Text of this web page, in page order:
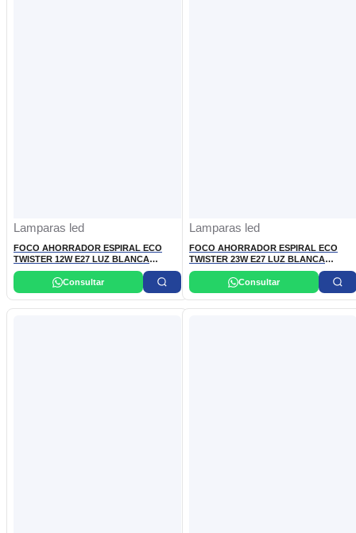
Lamparas led
FOCO AHORRADOR ESPIRAL ECO
TWISTER 12W E27 LUZ BLANCA
PHILIPS
Consultar
Lamparas led
FOCO AHORRADOR ESPIRAL ECO
TWISTER 23W E27 LUZ BLANCA
PHILIPS
Consultar